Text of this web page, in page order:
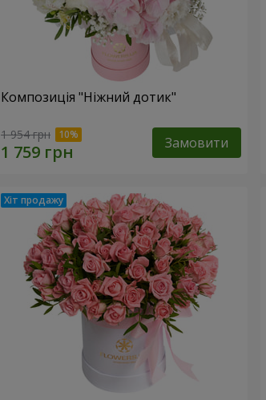
Композиція "Ніжний дотик"
1 954 грн Замовити